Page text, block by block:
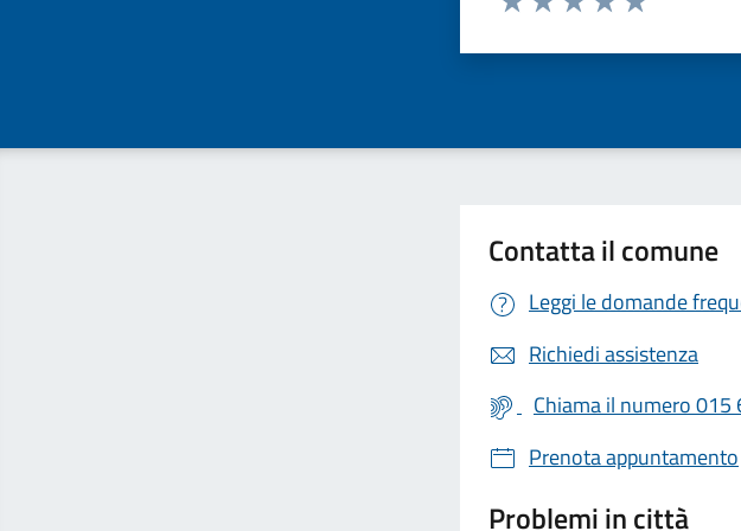
Contatta il comune
Leggi le domande
Richiedi assistenza
Chiama il numero 015
Prenota appuntamento
Problemi in città